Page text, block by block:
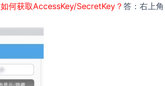
如何获取AccessKey/SecretKey？ 答：右上角